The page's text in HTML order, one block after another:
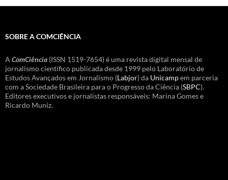
SOBRE A COMCIÊNCIA
A ComCiência (ISSN 1519-7654) é uma revista digital mensal de
jornalismo científico publicada desde 1999 pelo Laboratório de
Estudos Avançados em Jornalismo (Labjor) da Unicampem parceria
com a Sociedade Brasileira para o Progresso da Ciência (SBPC).
Editores executivos e jornalistas responsáveis: Marina Gomes e
Ricardo Muniz.